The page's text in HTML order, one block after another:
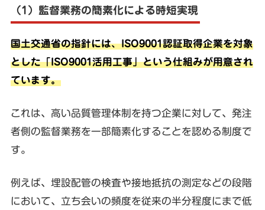
（1）監督業務の簡素化による時短実現
国土交通省の指針には、ISO9001認証取得企業を対象
とした「ISO9001活用工事」という仕組みが用意され
ています。
これは、高い品質管理体制を持つ企業に対して、発注
者側の監督業務を一部簡素化することを認める制度で
す。
例えば、埋設配管の検査や接地抵抗の測定などの段階
において、立ち会いの頻度を従来の半分程度にまで低